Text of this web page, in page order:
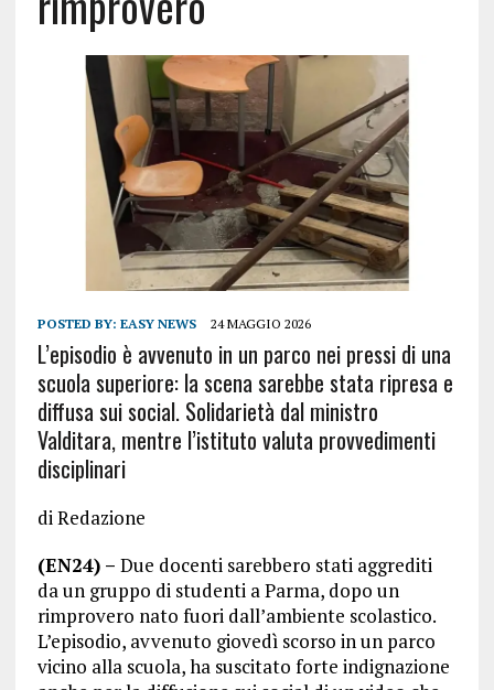
POSTED BY: EASY NEWS 24 MAGGIO 2026
L’episodio è avvenuto in un parco nei pressi di una
scuola superiore: la scena sarebbe stata ripresa e
diffusa sui social. Solidarietà dal ministro
Valditara, mentre l’istituto valuta provvedimenti
disciplinari
di Redazione
(EN24) – Due docenti sarebbero stati aggrediti
da un gruppo di studenti a Parma, dopo un
rimprovero nato fuori dall’ambiente scolastico.
L’episodio, avvenuto giovedì scorso in un parco
vicino alla scuola, ha suscitato forte indignazione